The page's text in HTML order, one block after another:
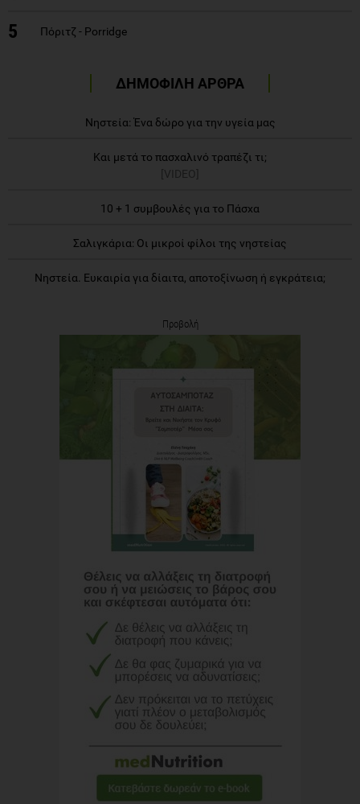
5 Πόριτζ - Porridge
ΔΗΜΟΦΙΛΗ ΑΡΘΡΑ
Νηστεία: Ένα δώρο για την υγεία μας
Και μετά το πασχαλινό τραπέζι τι;
[VIDEO]
10 + 1 συμβουλές για το Πάσχα
Σαλιγκάρια: Οι μικροί φίλοι της νηστείας
Νηστεία. Ευκαιρία για δίαιτα, αποτοξίνωση ή εγκράτεια;
Προβολή